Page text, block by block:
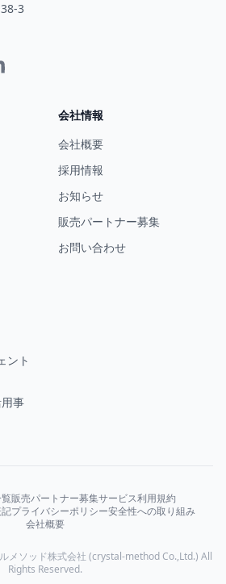
3
会社情報
会社概要
採用情報
お知らせ
販売パートナー募集
お問い合わせ
ント
事
販売パートナー募集サービス利用規約
プライバシーポリシー安全性への取り組み
会社概要
メソッド株式会社 (crystal-method Co.,Ltd.) All
Rights Reserved.